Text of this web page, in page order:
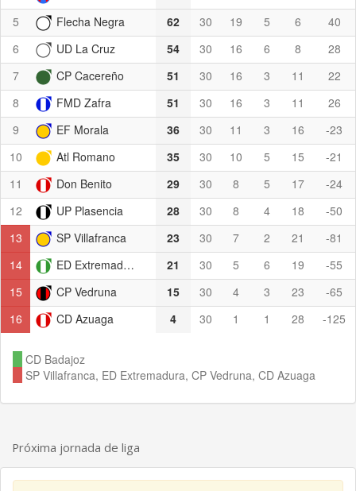
5
Flecha Negra 62 30 19 5 6
40
6
UD La Cruz 54 30 16 6 8
28
7
CP Cacereño 51 30 16 3 11
22
8
FMD Zafra 51 30 16 3 11
26
9
EF Morala 36 30 11 3 16
-23
10
Atl Romano 35 30 10 5 15
-21
11
Don Benito 29 30 8 5 17
-24
12
UP Plasencia 28 30 8 4 18
-50
13
SP Villafranca 23 30 7 2 21
-81
14
ED Extremadura 21 30 5 6 19
-55
15
CP Vedruna 15 30 4 3 23
-65
16
CD Azuaga 4 30 1 1 28 -125
CD Badajoz
SP Villafranca, ED Extremadura, CP Vedruna, CD Azuaga
Próxima jornada de liga